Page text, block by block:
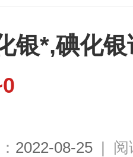
银*,碘化银
2022-08-25 | 阅